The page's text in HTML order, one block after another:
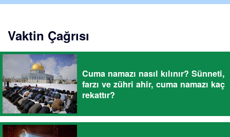
Vaktin Çağrısı
Cuma namazı nasıl kılınır? Sünneti,
farzı ve zühri ahir, cuma namazı kaç
rekattır?